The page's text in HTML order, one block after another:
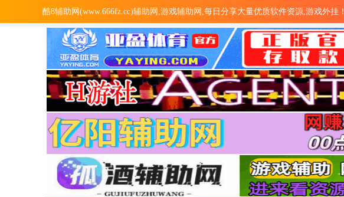
酷8辅助网(www.666fz.cc)辅助网,游戏辅助网,每日分享大量优质软件资源,游戏外挂！